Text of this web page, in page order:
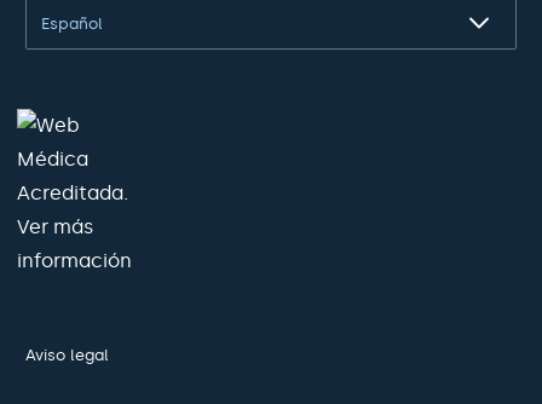
Español
Aviso legal